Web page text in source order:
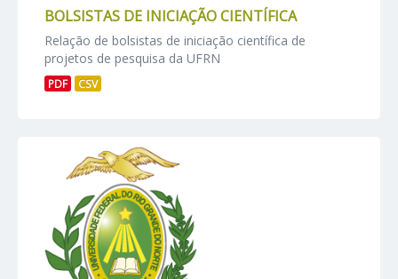
BOLSISTAS DE INICIAÇÃO CIENTÍFICA
Relação de bolsistas de iniciação científica de
projetos de pesquisa da UFRN
PDF CSV